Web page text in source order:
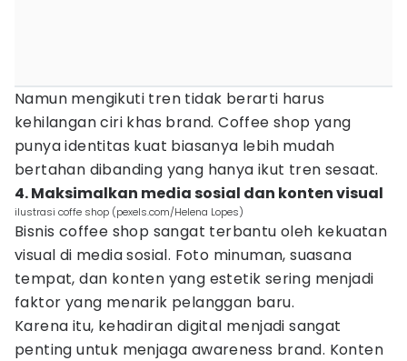
Namun mengikuti tren tidak berarti harus
kehilangan ciri khas brand. Coffee shop yang
punya identitas kuat biasanya lebih mudah
bertahan dibanding yang hanya ikut tren sesaat.
4. Maksimalkan media sosial dan konten visual
ilustrasi coffe shop (pexels.com/Helena Lopes)
Bisnis coffee shop sangat terbantu oleh kekuatan
visual di media sosial. Foto minuman, suasana
tempat, dan konten yang estetik sering menjadi
faktor yang menarik pelanggan baru.
Karena itu, kehadiran digital menjadi sangat
penting untuk menjaga awareness brand. Konten